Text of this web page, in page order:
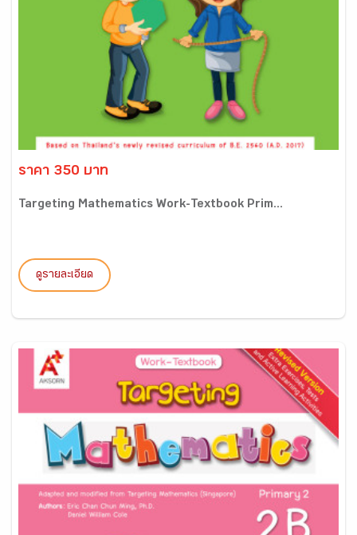
ราคา 350 บาท
Targeting Mathematics Work-Textbook Prim...
ดูรายละเอียด